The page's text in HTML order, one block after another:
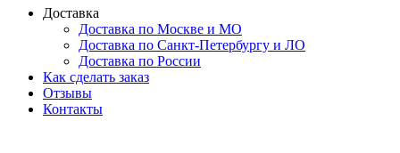
Доставка
Доставка по Москве и МО
Доставка по Санкт-Петербургу и ЛО
Доставка по России
Как сделать заказ
Отзывы
Контакты